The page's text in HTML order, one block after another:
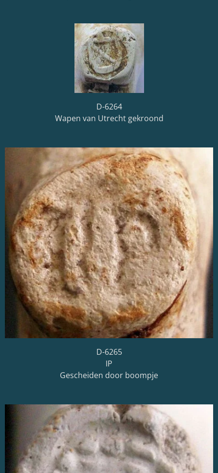
D-6264
Wapen van Utrecht gekroond
D-6265
IP
Gescheiden door boompje